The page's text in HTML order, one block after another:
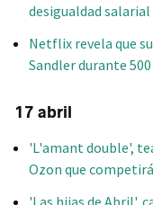
desigualdad
Netflix revela que
Sandler durante
17 abril
'L'amant double',
Ozon que
'Las hijas de Abril',